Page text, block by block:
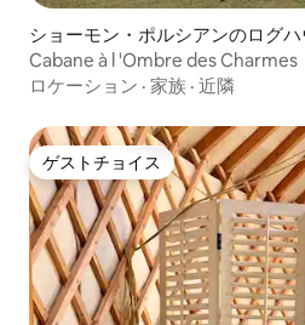
ショーモン・ポルシアンのログハ
Cabane à l 'Ombre des Charmes
ロケーション · 家族 · 近隣
ゲストチョイス
ゲストチョイス